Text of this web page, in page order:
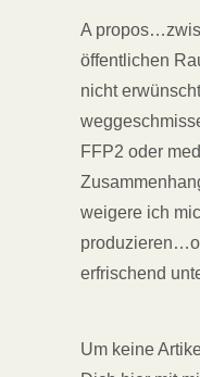
A
öffentlichen
nicht
FFP2 oder
weigere ich
erfrischend
Um keine